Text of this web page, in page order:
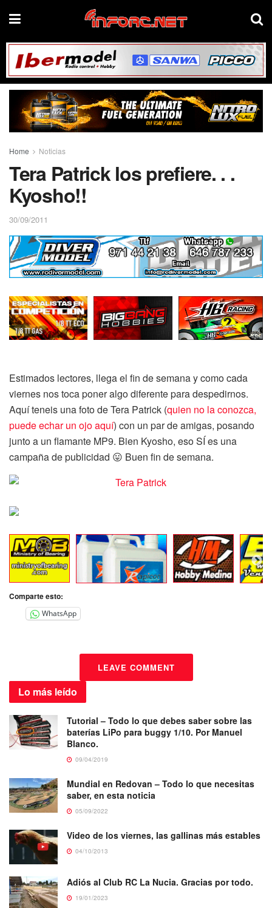
Home Noticias
Tera Patrick los prefiere. . .
Kyosho!!
30/09/2011
Estimados lectores, llega el fin de semana y como cada
viernes nos toca poner algo diferente para despedirnos.
Aquí teneis una foto de Tera Patrick (quien no la conozca,
puede echar un ojo aquí) con un par de amigas, posando
junto a un flamante MP9. Bien Kyosho, eso SÍ es una
campaña de publicidad 😛 Buen fin de semana.
Comparte esto:
WhatsApp
LEAVE COMMENT
Lo más leído
Tutorial – Todo lo que debes saber sobre las
baterías LiPo para buggy 1/10. Por Manuel
Blanco.
09/04/2019
Mundial en Redovan – Todo lo que necesitas
saber, en esta noticia
05/09/2022
Video de los viernes, las gallinas más estables
04/10/2013
Adiós al Club RC La Nucia. Gracias por todo.
19/01/2023